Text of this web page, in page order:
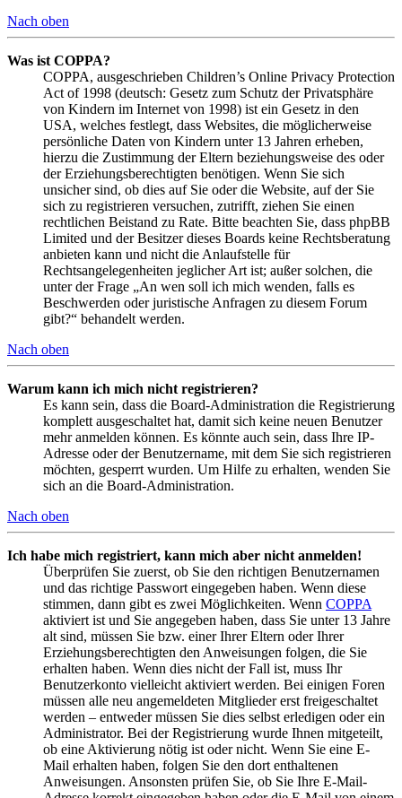
Nach oben
Was ist COPPA?
COPPA, ausgeschrieben Children’s Online Privacy Protection
Act of 1998 (deutsch: Gesetz zum Schutz der Privatsphäre
von Kindern im Internet von 1998) ist ein Gesetz in den
USA, welches festlegt, dass Websites, die möglicherweise
persönliche Daten von Kindern unter 13 Jahren erheben,
hierzu die Zustimmung der Eltern beziehungsweise des oder
der Erziehungsberechtigten benötigen. Wenn Sie sich
unsicher sind, ob dies auf Sie oder die Website, auf der Sie
sich zu registrieren versuchen, zutrifft, ziehen Sie einen
rechtlichen Beistand zu Rate. Bitte beachten Sie, dass phpBB
Limited und der Besitzer dieses Boards keine Rechtsberatung
anbieten kann und nicht die Anlaufstelle für
Rechtsangelegenheiten jeglicher Art ist; außer solchen, die
unter der Frage „An wen soll ich mich wenden, falls es
Beschwerden oder juristische Anfragen zu diesem Forum
gibt?“ behandelt werden.
Nach oben
Warum kann ich mich nicht registrieren?
Es kann sein, dass die Board-Administration die Registrierung
komplett ausgeschaltet hat, damit sich keine neuen Benutzer
mehr anmelden können. Es könnte auch sein, dass Ihre IP-
Adresse oder der Benutzername, mit dem Sie sich registrieren
möchten, gesperrt wurden. Um Hilfe zu erhalten, wenden Sie
sich an die Board-Administration.
Nach oben
Ich habe mich registriert, kann mich aber nicht anmelden!
Überprüfen Sie zuerst, ob Sie den richtigen Benutzernamen
und das richtige Passwort eingegeben haben. Wenn diese
stimmen, dann gibt es zwei Möglichkeiten. Wenn COPPA
aktiviert ist und Sie angegeben haben, dass Sie unter 13 Jahre
alt sind, müssen Sie bzw. einer Ihrer Eltern oder Ihrer
Erziehungsberechtigten den Anweisungen folgen, die Sie
erhalten haben. Wenn dies nicht der Fall ist, muss Ihr
Benutzerkonto vielleicht aktiviert werden. Bei einigen Foren
müssen alle neu angemeldeten Mitglieder erst freigeschaltet
werden – entweder müssen Sie dies selbst erledigen oder ein
Administrator. Bei der Registrierung wurde Ihnen mitgeteilt,
ob eine Aktivierung nötig ist oder nicht. Wenn Sie eine E-
Mail erhalten haben, folgen Sie den dort enthaltenen
Anweisungen. Ansonsten prüfen Sie, ob Sie Ihre E-Mail-